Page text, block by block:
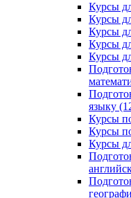
Курсы
Курсы
Курсы
Курсы
Курсы
языку
Курсы
Курсы
Курсы